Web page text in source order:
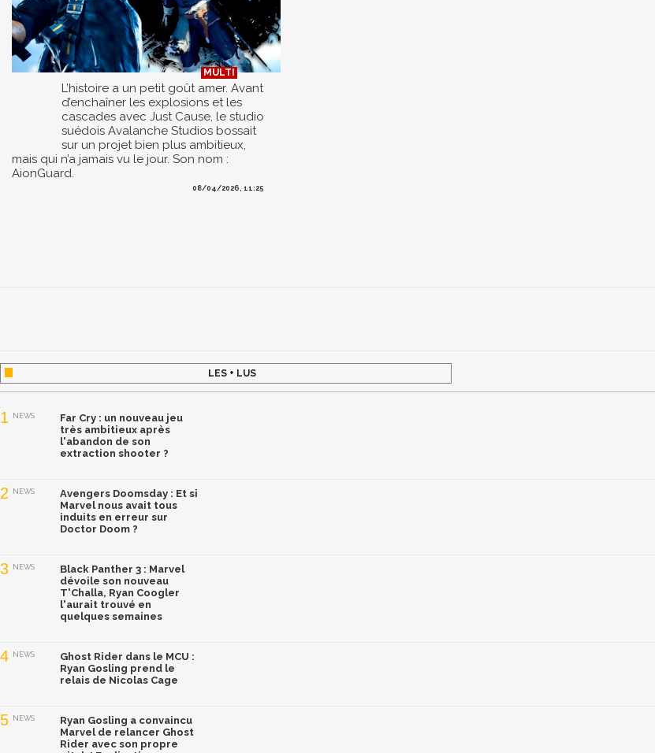
L’histoire a un petit goût amer. Avant
d’enchaîner les explosions et les
cascades avec Just Cause, le studio
suédois Avalanche Studios bossait
sur un projet bien plus ambitieux,
mais qui n’a jamais vu le jour. Son nom :
AionGuard.
08/04/2026, 11:25
LES + LUS
1 NEWS
Far Cry : un nouveau jeu
très ambitieux après
l'abandon de son
extraction shooter ?
2 NEWS
Avengers Doomsday : Et si
Marvel nous avait tous
induits en erreur sur
Doctor Doom ?
3 NEWS
Black Panther 3 : Marvel
dévoile son nouveau
T'Challa, Ryan Coogler
l'aurait trouvé en
quelques semaines
4 NEWS
Ghost Rider dans le MCU :
Ryan Gosling prend le
relais de Nicolas Cage
5 NEWS
Ryan Gosling a convaincu
Marvel de relancer Ghost
Rider avec son propre